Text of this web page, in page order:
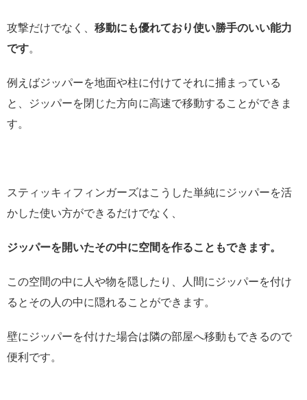
攻撃だけでなく、 移動にも優れており使い勝手のいい能力
です。
例えばジッパーを地面や柱に付けてそれに捕まっている
と、ジッパーを閉じた方向に高速で移動することができま
す。
スティッキィフィンガーズはこうした単純にジッパーを活
かした使い方ができるだけでなく、
ジッパーを開いたその中に空間を作ることもできます。
この空間の中に人や物を隠したり、人間にジッパーを付け
るとその人の中に隠れることができます。
壁にジッパーを付けた場合は隣の部屋へ移動もできるので
便利です。